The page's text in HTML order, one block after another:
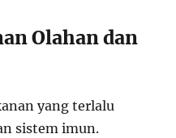
Olahan dan
yang terlalu
sistem imun.